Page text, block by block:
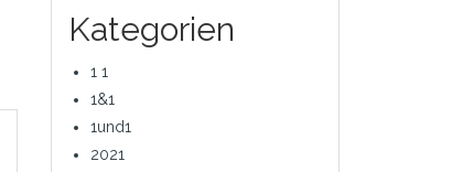
Kategorien
1 1
1&1
1und1
2021